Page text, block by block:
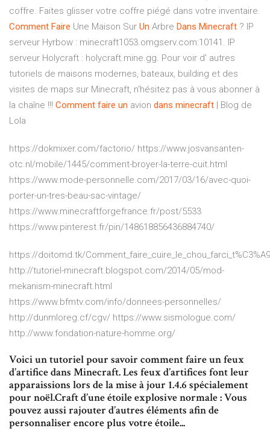
coffre. Faites glisser votre coffre piégé dans votre inventaire.
Comment Faire Une Maison Sur Un Arbre Dans Minecraft ? IP
serveur Hyrbow : minecraft1053.omgserv.com:10141. IP
serveur Holycraft : holycraft.mine.gg. Pour voir d' autres
tutoriels de maisons modernes, bateaux, building et des
visites de maps sur Minecraft, n'hésitez pas à vous abonner à
la chaîne !!! Comment faire un avion dans minecraft | Blog de
Lola
https://dokmixer.com/factorio/ https://www.josvansanten-
otc.nl/mobile/1445/comment-broyer-la-terre-cuit.html
https://www.mode-personnelle.com/2017/03/16/avec-quoi-
porter-un-tres-beau-sac-vintage/
https://www.minecraftforgefrance.fr/post/5533
https://www.pinterest.fr/pin/148618856436884740/
https://doitomd.tk/
http://tutoriel-minecraft.blogspot.com/2014/05/mod-
mekanism-minecraft.html
https://www.bfmtv.com/info/donnees-personnelles/
http://dunmloreg.cf/cgv/ https://www.sismologue.com/
http://www.fondation-nature-homme.org/
Voici un tutoriel pour savoir comment faire un feux
d’artifice dans Minecraft. Les feux d’artifices font leur
apparaissions lors de la mise à jour 1.4.6 spécialement
pour noël.Craft d’une étoile explosive normale : Vous
pouvez aussi rajouter d’autres éléments afin de
personnaliser encore plus votre étoile...